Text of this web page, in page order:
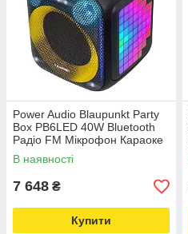
Power Audio Blaupunkt Party
Box PB6LED 40W Bluetooth
Радіо FM Мікрофон Караоке
Чорний
В наявності
7 648 ₴
Купити